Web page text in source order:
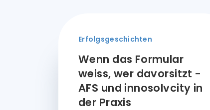
Erfolgsgeschichten
Wenn das Formular
weiss, wer davorsitzt -
AFS und innosolvcity in
der Praxis